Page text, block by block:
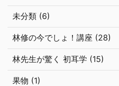
未分類 (6)
林修の今でしょ！講座 (28)
林先生が驚く 初耳学 (15)
果物 (1)